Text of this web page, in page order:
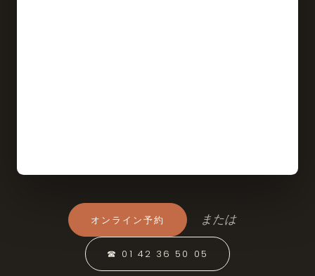
オンライン予約 または
☎ 01 42 36 50 05